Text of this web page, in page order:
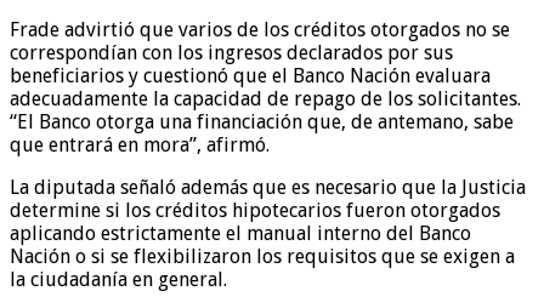
Frade advirtió que varios de los créditos otorgados no se
correspondían con los ingresos declarados por sus
beneficiarios y cuestionó que el Banco Nación evaluara
adecuadamente la capacidad de repago de los solicitantes.
“El Banco otorga una financiación que, de antemano, sabe
que entrará en mora”, afirmó.
La diputada señaló además que es necesario que la Justicia
determine si los créditos hipotecarios fueron otorgados
aplicando estrictamente el manual interno del Banco
Nación o si se flexibilizaron los requisitos que se exigen a
la ciudadanía en general.